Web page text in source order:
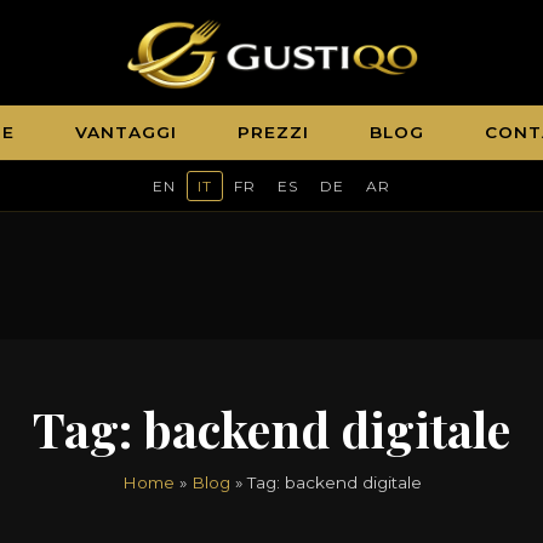
VANTAGGI PREZZI BLOG
EN IT FR ES DE AR
Tag: backend digitale
Home » Blog » Tag: backend digitale